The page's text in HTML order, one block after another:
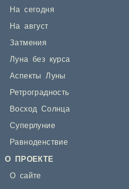
На сегодня
На август
Затмения
Луна без курса
Аспекты Луны
Ретроградность
Восход Солнца
Суперлуние
Равноденствие
О ПРОЕКТЕ
О сайте